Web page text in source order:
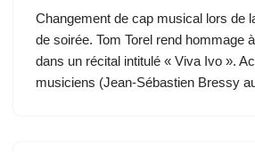
Changement de cap musical lors de
de soirée. Tom Torel rend hommage
dans un récital intitulé « Viva Ivo ».
musiciens (Jean-Sébastien Bressy